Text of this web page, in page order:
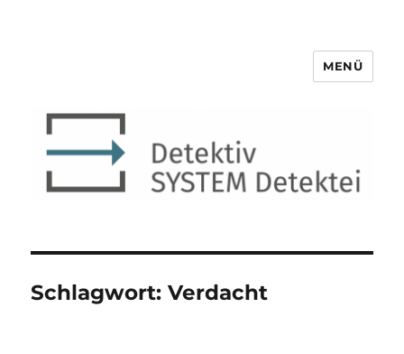
Detektiv SYSTEM Detektei ®
MENÜ
Schlagwort:Verdacht